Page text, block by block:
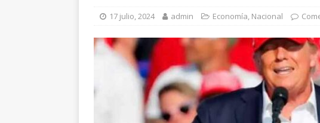
LOCAL
17 julio, 2024 admin Economía, Nacional